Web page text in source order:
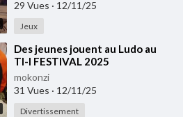
29 Vues · 12/11/25
Jeux
⁣Des jeunes jouent au Ludo au
TI-I FESTIVAL 2025
mokonzi
31 Vues · 12/11/25
Divertissement